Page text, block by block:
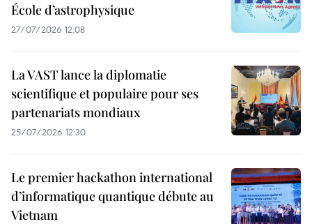
École d’astrophysique
27/07/2026 12:08
La VAST lance la diplomatie
scientifique et populaire pour ses
partenariats mondiaux
25/07/2026 12:30
Le premier hackathon international
d’informatique quantique débute au
Vietnam